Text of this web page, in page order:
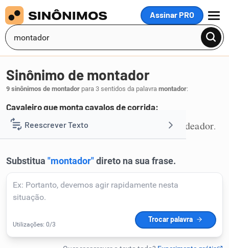
Assinar PRO
MENU
Reescrever Texto
Corrigir Texto
Humanizador de IA
Sinônimo de montador
9 sinônimos de montador para 3 sentidos da palavra montador:
Cavaleiro que monta cavalos de corrida:
1 jóquei,montaria cavalgador redeador.